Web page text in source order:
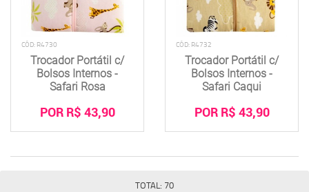
CÓD: R4730
Trocador Portátil c/
Bolsos Internos -
Safari Rosa
POR R$ 43,90
CÓD: R4732
Trocador Portátil c/
Bolsos Internos -
Safari Caqui
POR R$ 43,90
TOTAL: 70